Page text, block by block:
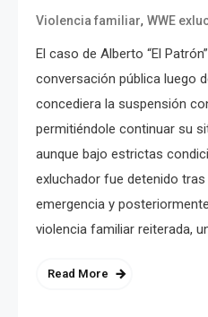
Violencia familiar, WWE
El caso de Alberto “El
conversación pública luego
concediera la suspensión
permitiéndole continuar su
aunque bajo estrictas
exluchador fue detenido tras
emergencia y
violencia familiar reiterada,
Read More